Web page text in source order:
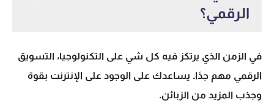
الرقمي؟
في الزمن الذي يرتكز فيه كل شي على التكنولوجيا، التسويق
الرقمي مهم جدًا. يساعدك على الوجود على الإنترنت بقوة
وجذب المزيد من الزبائن.